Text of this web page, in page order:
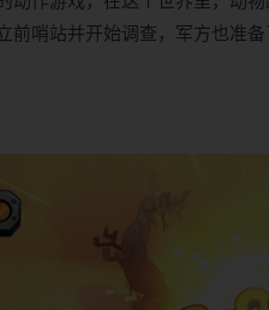
前哨站并开始调查，军方也准